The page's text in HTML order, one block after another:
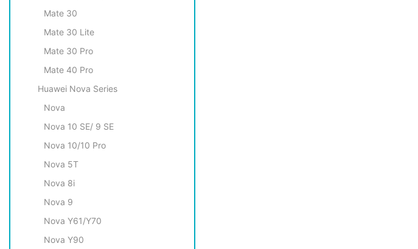
Mate 30
Mate 30 Lite
Mate 30 Pro
Mate 40 Pro
Huawei Nova Series
Nova
Nova 10 SE/ 9 SE
Nova 10/10 Pro
Nova 5T
Nova 8i
Nova 9
Nova Y61/Y70
Nova Y90